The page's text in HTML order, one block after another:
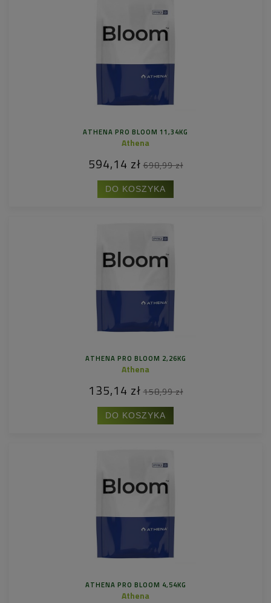
ATHENA PRO BLOOM 11,34KG
Athena
594,14 zł 698,99 zł
DO KOSZYKA
ATHENA PRO BLOOM 2,26KG
Athena
135,14 zł 158,99 zł
DO KOSZYKA
ATHENA PRO BLOOM 4,54KG
Athena